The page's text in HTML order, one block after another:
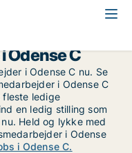
Odense C
i Odense C nu. Se
i Odense C
fleste ledige
en ledig stilling som
Held og lykke med
i Odense
i Odense C.